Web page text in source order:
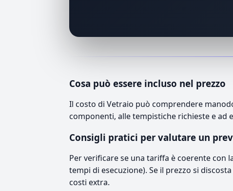
Cosa può essere incluso nel prezzo
Il costo di Vetraio può comprendere
componenti, alle tempistiche richieste e
Consigli pratici per valutare un
Per verificare se una tariffa è coerente con
tempi di esecuzione). Se il prezzo si
costi extra.